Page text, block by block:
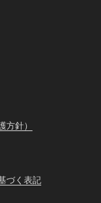
針）
づく表記